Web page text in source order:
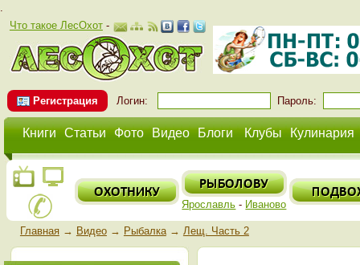
.
Что такое ЛесОхот-
Регистрация Логин: Пароль:
Книги Статьи Фото Видео Блоги Клубы Кулинария
Ярославль - Иваново
Главная→ Видео→ Рыбалка→ Лещ. Часть 2